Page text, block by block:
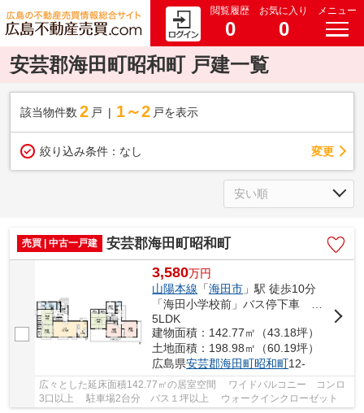
閲覧履歴
0
お気に入り
0
メニュー
安芸郡海田町昭和町 戸建一覧
該当物件数 2 戸 1～2 戸を表示
絞り込み条件： なし 変更
売買 | 中古一戸建 安芸郡海田町昭和町
3,580万円
山陽本線 「海田市 」駅 徒歩10分
「海田小学校前」バス停下車 徒歩2分
5LDK
建物面積：142.77㎡（43.18坪）
土地面積：198.98㎡（60.19坪）
広島県安芸郡海田町昭和町12-
広々とした延床面積142.77㎡の居室空間 ワイドバルコニー コンロ
3口以上 駐車場2台分 バス１坪以上 ウォークインクローゼット